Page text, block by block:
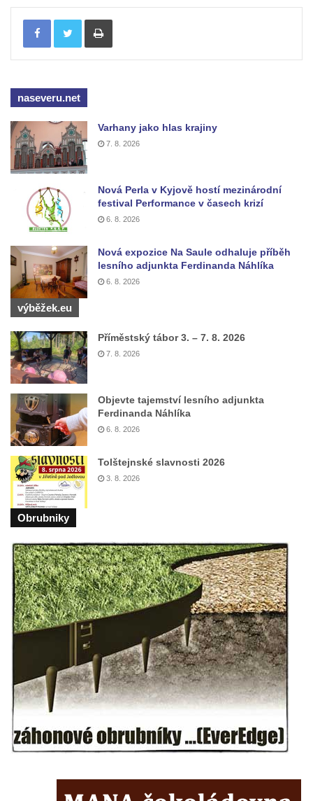
Doubravkou v Teplicích
Dům čp. 270 v ulici U Hrádku zvaný
Škvárovník v Teplicích
Teplicích
Opěrná zeď s balustrádou a zamřížovanými
okny u zámku v Teplicích
Ptačí schody u zámku v Teplicích
Dům čp. 72/1 v Lázeňské ulici v Teplicích –
Zlaté slunce
Riedlova vila v Desné
Dům čp. 16 ve Starých Křečanech
Dům čp. 15 ve Starých Křečanech
Model rozhledny Vlčí hora ve Starých
Křečanech
Budova fary ve Starých Křečanech
Skalní sklípky v Dubé (Sadová ulice)
Dům č.p. 208/80 v Dlouhé ulici v Dubé
Dům č.p. 97/85 v Dlouhé ulici v Dubé
Dům č.p. 96/87 v Dlouhé ulici v Dubé
Dům č.p. 94/91 v Dlouhé ulici v Dubé
Dům č.p. 91/97 v Dlouhé ulici v Dubé
Dům č.p. 90/99 v Dlouhé ulici v Dubé
Dům č.p. 110/94 v Dlouhé ulici v Dubé
Budova fary v Dubé
Altán v parku v ulici Požárníků v Dubé
Největší hedvábná růže světa v Sebnitz
Sušárna chmele v Dubé
Dům čp. 12 na Tyršově náměstí v Cítolibech
Bývalý špitál čp. 60 v Cítolibech
Dělnický dům čp. 219 v Cítolibech
Zemědělský dvůr zvaný Ovčín čp. 26 v
Cítolibech
Sluneční hodiny u domu čp. 14 v
Chlumčanech
Tisknout
naseveru.net
Varhany jako hlas krajiny
7. 8. 2026
Nová Perla v Kyjově hostí mezinárodní
festival Performance v časech krizí
6. 8. 2026
Nová expozice Na Saule odhaluje příběh
lesního adjunkta Ferdinanda Náhlíka
6. 8. 2026
výběžek.eu
Příměstský tábor 3. – 7. 8. 2026
7. 8. 2026
Objevte tajemství lesního adjunkta
Ferdinanda Náhlíka
6. 8. 2026
Tolštejnské slavnosti 2026
3. 8. 2026
Obrubniky